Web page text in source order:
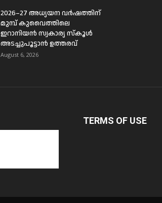
2026–27 അധ്യയന വർഷത്തിന്
മുമ്പ് കുവൈത്തിലെ
ഇറാനിയൻ സ്വകാര്യ സ്കൂൾ
അടച്ചുപൂട്ടാൻ ഉത്തരവ്
August 6, 2026
TERMS OF USE